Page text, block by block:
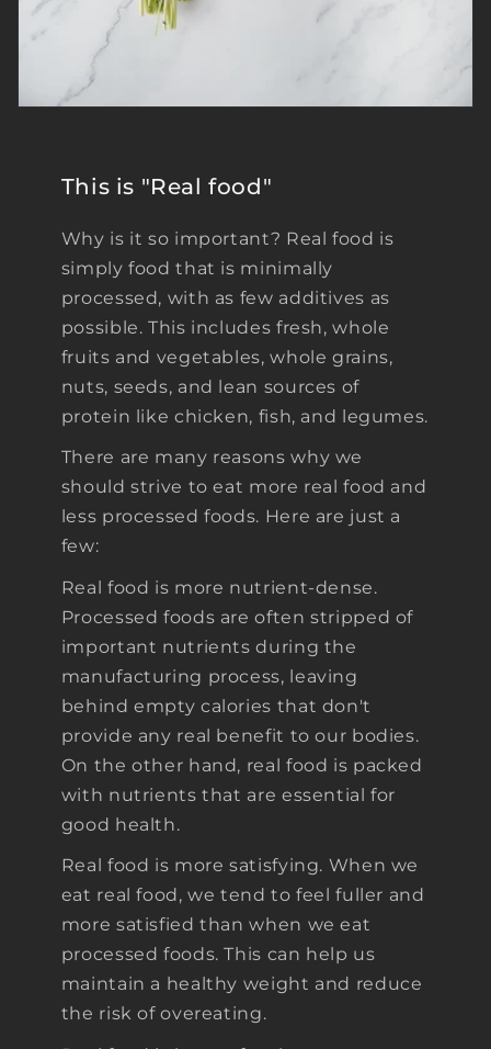
This is "Real food"
Why is it so important? Real food is
simply food that is minimally
processed, with as few additives as
possible. This includes fresh, whole
fruits and vegetables, whole grains,
nuts, seeds, and lean sources of
protein like chicken, fish, and legumes.
There are many reasons why we
should strive to eat more real food and
less processed foods. Here are just a
few:
Real food is more nutrient-dense.
Processed foods are often stripped of
important nutrients during the
manufacturing process, leaving
behind empty calories that don't
provide any real benefit to our bodies.
On the other hand, real food is packed
with nutrients that are essential for
good health.
Real food is more satisfying. When we
eat real food, we tend to feel fuller and
more satisfied than when we eat
processed foods. This can help us
maintain a healthy weight and reduce
the risk of overeating.